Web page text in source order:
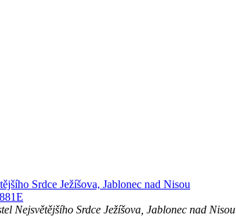
barva
Srdce Ježíšova, Jablonec nad Nisou
Nejsvětějšího Srdce Ježíšova, Jablonec nad Nisou